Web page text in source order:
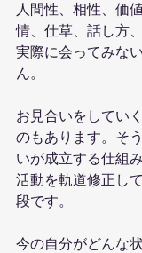
人間性、相性、価
情、仕草、話し方
実際に会ってみな
ん。
お見合いをしてい
のもあります。そ
いが成立する仕組
活動を軌道修正し
段です。
今の自分がどんな